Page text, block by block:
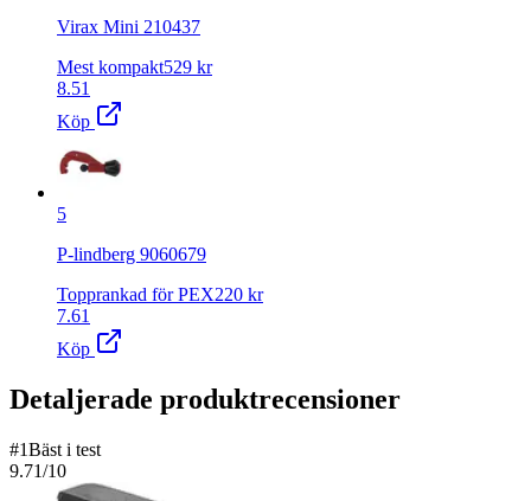
Virax Mini 210437
Mest kompakt529 kr
8.51
Köp
5
P-lindberg 9060679
Topprankad för PEX220 kr
7.61
Köp
Detaljerade produktrecensioner
#1Bäst i test
9.71/10